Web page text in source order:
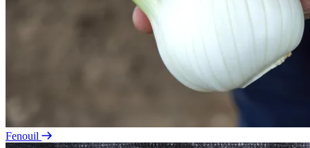
Fenouil